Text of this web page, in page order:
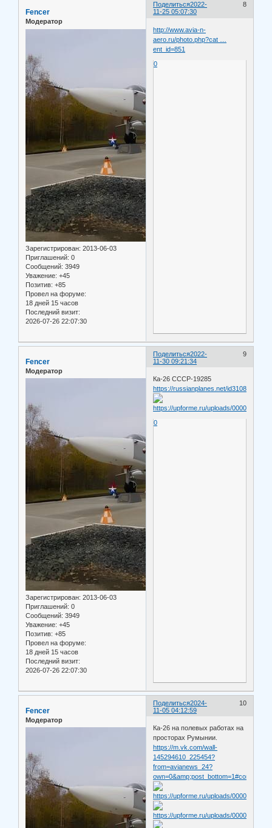
Поделиться 8
2022-
11-25 05:07:30
Fencer
Модератор
Зарегистрирован: 2013-06-03
Приглашений: 0
Сообщений: 3949
Уважение: +45
Позитив: +85
Провел на форуме:
18 дней 15 часов
Последний визит:
2026-07-26 22:07:30
http://www.avia-n-
aero.ru/photo.php?cat …
ent_id=851
0
Поделиться 9
2022-
11-30 09:21:34
Fencer
Модератор
Зарегистрирован: 2013-06-03
Приглашений: 0
Сообщений: 3949
Уважение: +45
Позитив: +85
Провел на форуме:
18 дней 15 часов
Последний визит:
2026-07-26 22:07:30
Ка-26 СССР-19285
https://russianplanes.net/id310869
0
Поделиться 10
2024-
11-05 04:12:59
Fencer
Модератор
Ка-26 на полевых работах на
просторах Румынии.
https://m.vk.com/wall-
145294610_225454?
from=avianews_24?
own=0&amp;post_bottom=1#comments